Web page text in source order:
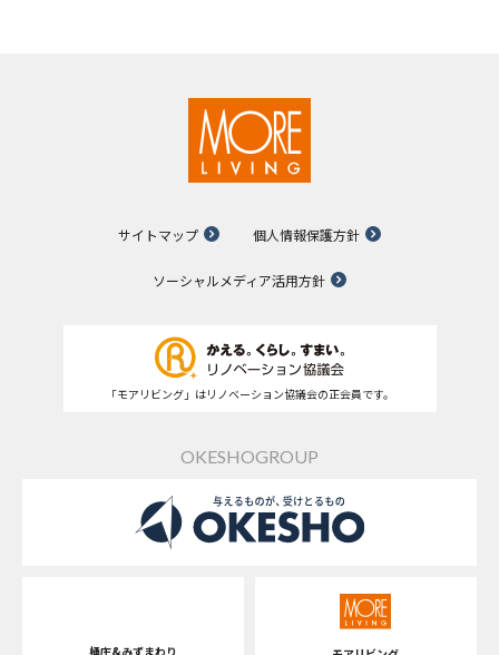
サイトマップ 個人情報保護方針
ソーシャルメディア活用方針
「モアリビング」はリノベーション協議会の正会員です。
OKESHOGROUP
桶庄&みずまわり